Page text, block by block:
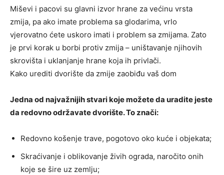
Miševi i pacovi su glavni izvor hrane za većinu vrsta
zmija, pa ako imate problema sa glodarima, vrlo
vjerovatno ćete uskoro imati i problem sa zmijama. Zato
je prvi korak u borbi protiv zmija – uništavanje njihovih
skrovišta i uklanjanje hrane koja ih privlači.
Kako urediti dvorište da zmije zaobiđu vaš dom
Jedna od najvažnijih stvari koje možete da uradite jeste
da redovno održavate dvorište. To znači:
Redovno košenje trave, pogotovo oko kuće i objekata;
Skraćivanje i oblikovanje živih ograda, naročito onih
koje se šire uz zemlju;